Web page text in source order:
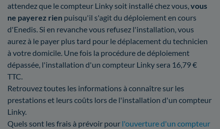
attendez que le compteur Linky soit installé chez vous,vous
ne payerez rien puisqu'il s'agit du déploiement en cours
d'Enedis. Si en revanche vous refusez l'installation, vous
aurez à le payer plus tard pour le déplacement du technicien
à votre domicile. Une fois la procédure de déploiement
dépassée, l'installation d'un compteur Linky sera 16,79 €
TTC.
Retrouvez toutes les informations à connaître sur les
prestations et leurs coûts lors de l'installation d'un compteur
Linky.
Quels sont les frais à prévoir pour l'ouverture d'un compteur